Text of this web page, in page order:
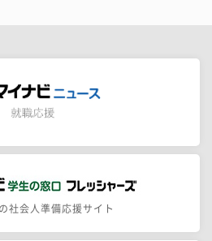
社会人準備応援サイト